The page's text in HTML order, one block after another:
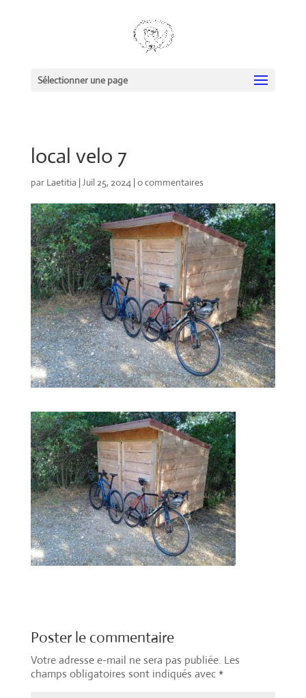
Sélectionner une page
local velo 7
par Laetitia |Juil 25, 2024|0 commentaires
Poster le commentaire
Votre adresse e-mail ne sera pas publiée. Les
champs obligatoires sont indiqués avec *